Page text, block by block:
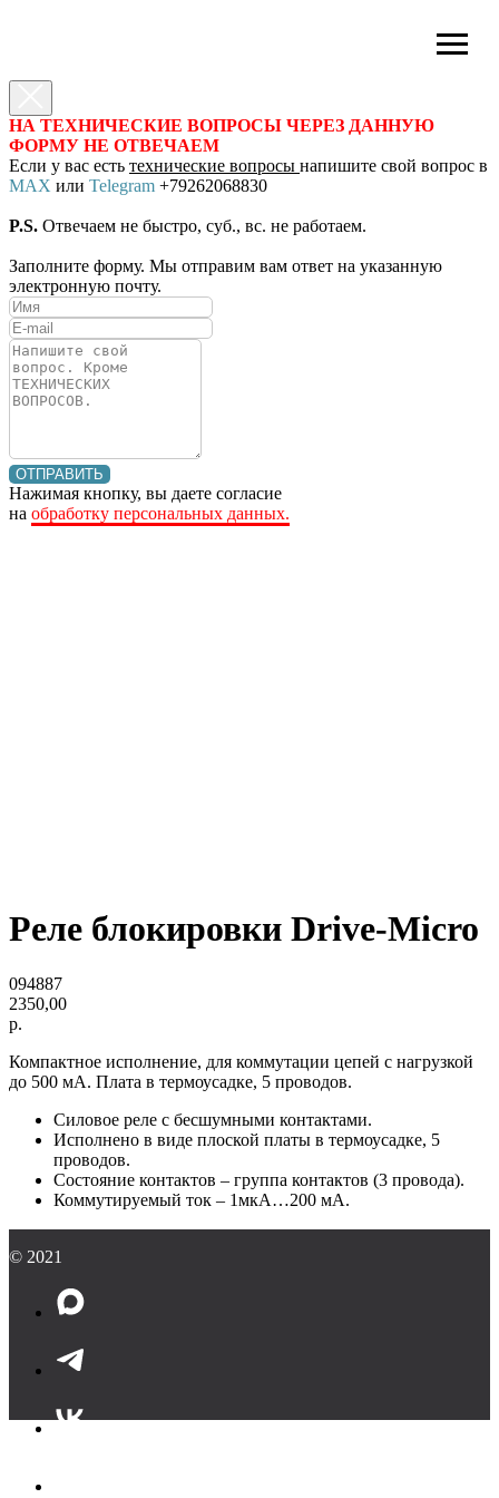
НА ТЕХНИЧЕСКИЕ ВОПРОСЫ ЧЕРЕЗ ДАННУЮ
ФОРМУ НЕ ОТВЕЧАЕМ
Если у вас есть технические вопросы напишите свой вопрос в
MAX или Telegram +79262068830
P.S. Отвечаем не быстро, суб., вс. не работаем.
Заполните форму. Мы отправим вам ответ на указанную
электронную почту.
ОТПРАВИТЬ
Нажимая кнопку, вы даете согласие
на обработку персональных данных.
Реле блокировки Drive-Micro
094887
2350,00
р.
Компактное исполнение, для коммутации цепей с нагрузкой
до 500 мА. Плата в термоусадке, 5 проводов.
Силовое реле с бесшумными контактами.
Исполнено в виде плоской платы в термоусадке, 5
проводов.
Состояние контактов – группа контактов (3 провода).
Коммутируемый ток – 1мкА…200 мА.
© 2021